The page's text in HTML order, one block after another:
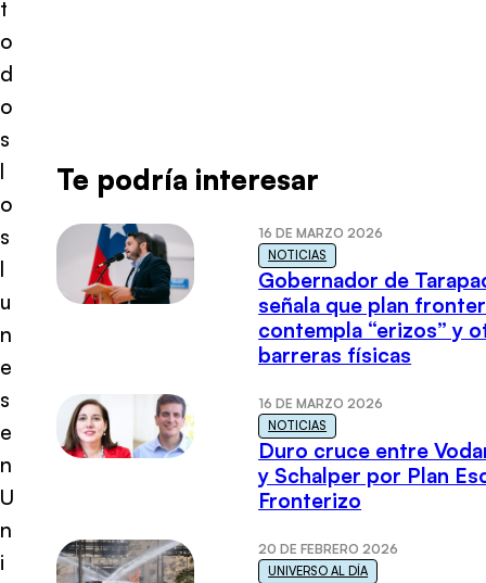
t
o
d
o
s
l
o
s
l
u
n
e
s
e
n
U
n
i
Te podría interesar
16 DE MARZO 2026
NOTICIAS
Gobernador de
señala que plan
contempla “erizos” y
barreras físicas
16 DE MARZO 2026
NOTICIAS
Duro cruce entre
y Schalper por Plan
Fronterizo
20 DE FEBRERO 2026
UNIVERSO AL DÍA